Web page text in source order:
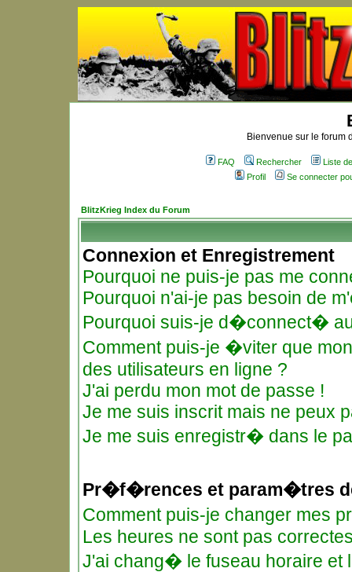
Bienvenue sur le forum
FAQ Rechercher
Liste
Profil
Se connecter
BlitzKrieg Index du Forum
Connexion et Enregistrement
Pourquoi ne puis-je pas me
Pourquoi n'ai-je pas besoin de
Pourquoi suis-je d�connect�
Comment puis-je �viter que
des utilisateurs en ligne ?
J'ai perdu mon mot de passe !
Je me suis inscrit mais ne peux
Je me suis enregistr� dans le
Pr�f�rences et param�tres
Comment puis-je changer mes
Les heures ne sont pas
J'ai chang� le fuseau horaire et